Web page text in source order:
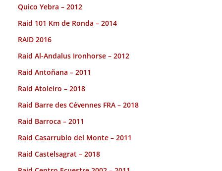
Quico Yebra – 2012
Raid 101 Km de Ronda – 2014
RAID 2016
Raid Al-Andalus Ironhorse – 2012
Raid Antoñana – 2011
Raid Atoleiro – 2018
Raid Barre des Cévennes FRA – 2018
Raid Barroca – 2011
Raid Casarrubio del Monte – 2011
Raid Castelsagrat – 2018